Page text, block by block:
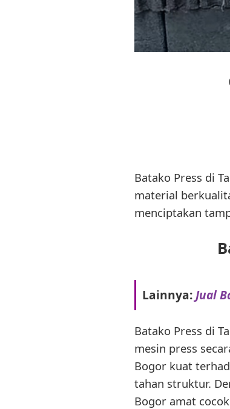
Batako Press di
material
menciptakan
Lainnya:Jual
Batako Press di
mesin press
Bogor kuat
tahan struktur.
Bogor amat